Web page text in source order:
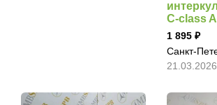
C-class
1 895
Санкт-
21.03.2026